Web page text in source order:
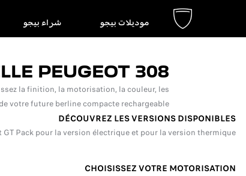
موديلات بيجو شراء بيجو
PEUGEOT 308
la finition, la motorisation, la couleur, les
votre future berline compacte rechargeable !
DÉCOUVREZ LES VERSIONS DISPONIBLES
Pack pour la version électrique et pour la version thermique.
CHOISISSEZ VOTRE MOTORISATION